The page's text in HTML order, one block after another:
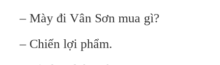
– Mày đi Vân Sơn mua gì?
– Chiến lợi phẩm.